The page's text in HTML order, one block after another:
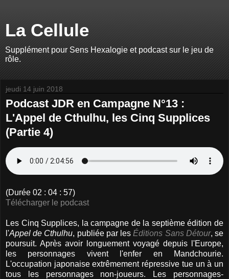
La Cellule
Supplément pour Sens Hexalogie et podcast sur le jeu de
rôle.
jeudi 14 juin 2018
Podcast JDR en Campagne N°13 :
L'Appel de Cthulhu, les Cinq Supplices
(Partie 4)
(Durée 02 : 04 : 57)
Télécharger le podcast
Les Cinq Supplices, la campagne de la septième édition de
l'Appel de Cthulhu, publiée par lesÉditions Sans Détour, se
poursuit. Après avoir longuement voyagé depuis l'Europe,
les personnages vivent l'enfer en Mandchourie.
L'occupation japonaise extrêmement répressive tue un à un
tous les personnages non-joueurs. Les personnages-